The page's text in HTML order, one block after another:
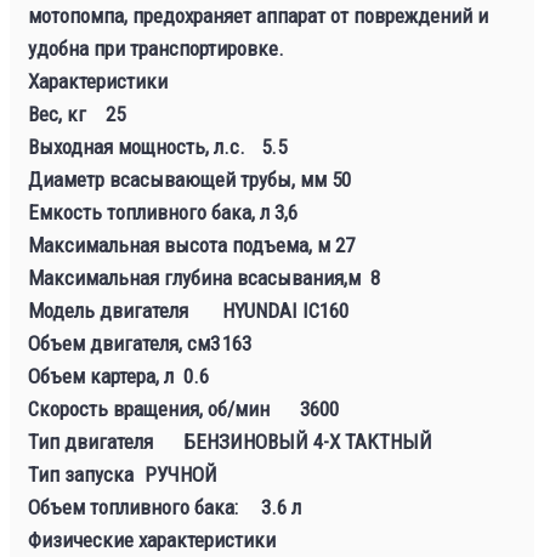
мотопомпа, предохраняет аппарат от повреждений и
удобна при транспортировке.
Характеристики
Вес, кг
25
Выходная мощность, л.с.
5.5
Диаметр всасывающей трубы, мм 50
Емкость топливного бака, л 3,6
Максимальная высота подъема, м 27
Максимальная глубина всасывания,м 8
Модель двигателя
HYUNDAI IC160
Объем двигателя, см3163
Объем картера, л 0.6
Скорость вращения, об/мин
3600
Тип двигателя
БЕНЗИНОВЫЙ 4-Х ТАКТНЫЙ
Тип запуска РУЧНОЙ
Объем топливного бака:
3.6 л
Физические характеристики